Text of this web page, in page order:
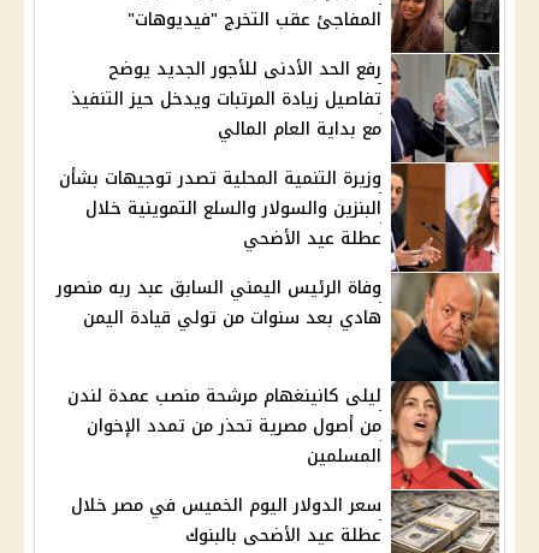
المفاجئ عقب التخرج "فيديوهات"
رفع الحد الأدنى للأجور الجديد يوضح
تفاصيل زيادة المرتبات ويدخل حيز التنفيذ
مع بداية العام المالي
وزيرة التنمية المحلية تصدر توجيهات بشأن
البنزين والسولار والسلع التموينية خلال
عطلة عيد الأضحي
وفاة الرئيس اليمني السابق عبد ربه منصور
هادي بعد سنوات من تولي قيادة اليمن
ليلى كانينغهام مرشحة منصب عمدة لندن
من أصول مصرية تحذر من تمدد الإخوان
المسلمين
سعر الدولار اليوم الخميس في مصر خلال
عطلة عيد الأضحى بالبنوك